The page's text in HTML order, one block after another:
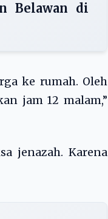
Belawan di
ke rumah. Oleh
jam 12 malam,”
jenazah. Karena